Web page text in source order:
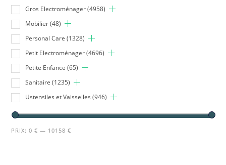
Gros Electroménager (4958)
Mobilier (48)
Personal Care (1328)
Petit Electroménager (4696)
Petite Enfance (65)
Sanitaire (1235)
Ustensiles et Vaisselles (946)
PRIX:0 € — 10158 €